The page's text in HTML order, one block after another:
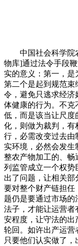
中国社会科学院农
物库]通过法令手段
实的意义：第一，是
第二个是起到规范束
令，避免只逃求经济
体健康的行为。不克
低，而是该当让尺度
化，则做为裁判，有
行，必需改变过去由
实环境，必然会发
整农产物加工的、畅
列监管成立一个权势
出了问题，让相关
要对整个财产链担任
题仍是要通过市场的
法子，才能让运营者
安程度，让守法的出
轮回。如许出产运营
只要他们认实做了